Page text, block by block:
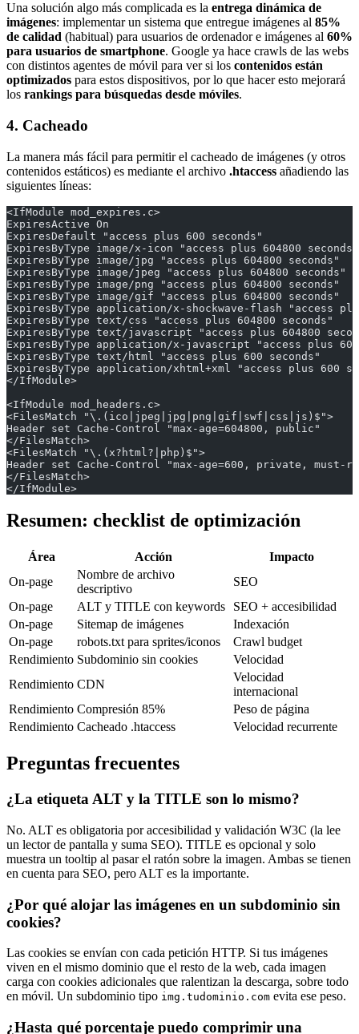
Una solución algo más complicada es la entrega dinámica de
imágenes: implementar un sistema que entregue imágenes al 85%
de calidad (habitual) para usuarios de ordenador e imágenes al 60%
para usuarios de smartphone. Google ya hace crawls de las webs
con distintos agentes de móvil para ver si los contenidos están
optimizados para estos dispositivos, por lo que hacer esto mejorará
los rankings para búsquedas desde móviles.
4. Cacheado
La manera más fácil para permitir el cacheado de imágenes (y otros
contenidos estáticos) es mediante el archivo .htaccess añadiendo las
siguientes líneas:
<IfModule mod_expires.c>
ExpiresActive On
ExpiresDefault "access plus 600 seconds"
ExpiresByType image/x-icon "access plus 604800 seconds"
ExpiresByType image/jpg "access plus 604800 seconds"
ExpiresByType image/jpeg "access plus 604800 seconds"
ExpiresByType image/png "access plus 604800 seconds"
ExpiresByType image/gif "access plus 604800 seconds"
ExpiresByType application/x-shockwave-flash "access
ExpiresByType text/css "access plus 604800 seconds"
ExpiresByType text/javascript "access plus 604800
ExpiresByType application/x-javascript "access plus
ExpiresByType text/html "access plus 600 seconds"
ExpiresByType application/xhtml+xml "access plus 600
</IfModule>
<IfModule mod_headers.c>
<FilesMatch "\.(ico|jpeg|jpg|png|gif|swf|css|js)$">
Header set Cache-Control "max-age=604800, public"
</FilesMatch>
<FilesMatch "\.(x?html?|php)$">
Header set Cache-Control "max-age=600, private, must-
</FilesMatch>
</IfModule>
Resumen: checklist de optimización
Área Acción
Impacto
On-page
Nombre de archivo
descriptivo
SEO
On-page
ALT y TITLE con keywords
SEO + accesibilidad
On-page
Sitemap de imágenes
Indexación
On-page
robots.txt para sprites/iconos
Crawl budget
Rendimiento Subdominio sin cookies
Velocidad
Rendimiento CDN
Velocidad
internacional
Rendimiento Compresión 85%
Peso de página
Rendimiento Cacheado .htaccess Velocidad recurrente
Preguntas frecuentes
¿La etiqueta ALT y la TITLE son lo mismo?
No. ALT es obligatoria por accesibilidad y validación W3C (la lee
un lector de pantalla y suma SEO). TITLE es opcional y solo
muestra un tooltip al pasar el ratón sobre la imagen. Ambas se tienen
en cuenta para SEO, pero ALT es la importante.
¿Por qué alojar las imágenes en un subdominio sin
cookies?
Las cookies se envían con cada petición HTTP. Si tus imágenes
viven en el mismo dominio que el resto de la web, cada imagen
carga con cookies adicionales que ralentizan la descarga, sobre todo
en móvil. Un subdominio tipo img.tudominio.com evita ese peso.
¿Hasta qué porcentaje puedo comprimir una